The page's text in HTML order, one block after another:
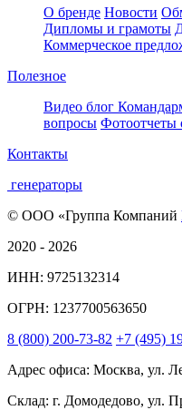
О бренде Новости
Дипломы и грамоты
Коммерческое
Полезное
Видео блог
вопросы Фотоотчеты
Контакты
генераторы
© ООО «Группа Компаний
2020 - 2026
ИНН: 9725132314
ОГРН: 1237700563650
8 (800) 200-73-82 +7 (495)
Адрес офиса: Москва, ул.
Склад: г. Домодедово, ул.